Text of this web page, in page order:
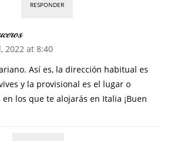
RESPONDER
2022 at 8:40
Así es, la dirección habitual es
y la provisional es el lugar o
en los que te alojarás en Italia ¡Buen